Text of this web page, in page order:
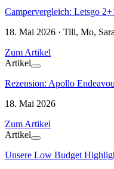
Campervergleich: Letsgo
18. Mai 2026 · Till, Mo,
Zum Artikel
Artikel
Rezension: Apollo
18. Mai 2026
Zum Artikel
Artikel
Unsere Low Budget